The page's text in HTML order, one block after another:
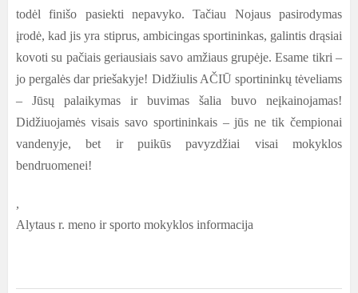
todėl finišo pasiekti nepavyko. Tačiau Nojaus pasirodymas
įrodė, kad jis yra stiprus, ambicingas sportininkas, galintis drąsiai
kovoti su pačiais geriausiais savo amžiaus grupėje. Esame tikri –
jo pergalės dar priešakyje! Didžiulis AČIŪ sportininkų tėveliams
– Jūsų palaikymas ir buvimas šalia buvo neįkainojamas!
Didžiuojamės visais savo sportininkais – jūs ne tik čempionai
vandenyje, bet ir puikūs pavyzdžiai visai mokyklos
bendruomenei!
Alytaus r. meno ir sporto mokyklos informacija